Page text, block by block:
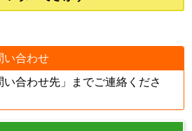
い合わせ
合わせ先」までご連絡くださ